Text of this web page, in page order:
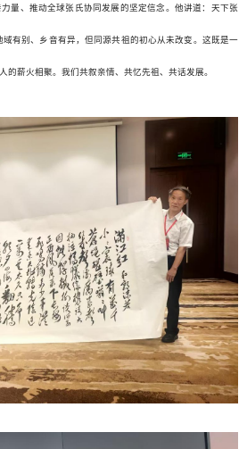
量、推动全球张氏协同发展的坚定信念。他讲道：天下张
有别、乡音有异，但同源共祖的初心从未改变。这既是一
的薪火相聚。我们共叙亲情、共忆先祖、共话发展。